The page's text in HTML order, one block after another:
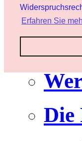
Erfahren Sie
Service
Die